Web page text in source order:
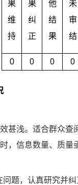
果
维
持
果
纠
正
他
结
果
未
审
结
0 0 0 0
甚浅。适合群众查
，信息数量、质量
题，认真研究并